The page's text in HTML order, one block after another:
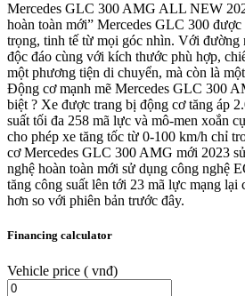
Mercedes GLC 300 AMG ALL NEW
hoàn toàn mới” Mercedes GLC 300
trọng, tinh tế từ mọi góc nhìn. Với đường
độc đáo cùng với kích thước phù hợp,
một phương tiện di chuyển, mà còn là
Động cơ mạnh mẽ Mercedes GLC 300
biệt ? Xe được trang bị động cơ tăng áp
suất tối đa 258 mã lực và mô-men xoắn
cho phép xe tăng tốc từ 0-100 km/h chỉ
cơ Mercedes GLC 300 AMG mới 2023
nghệ hoàn toàn mới sử dụng công nghệ
tăng công suất lên tới 23 mã lực mạng lại
hơn so với phiên bản trước đây.
Financing calculator
Vehicle price ( vnđ)